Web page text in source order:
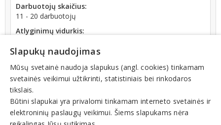
Darbuotojų skaičius:
11 - 20 darbuotojų
Atlyginimų vidurkis:
SoDra įmokų suma:
5 601,31 € (2026 m. 06 mėn.)
Apyvarta:
1 550 668 €, pelnas po mokesčių 6,7 % (2025 m.)
Slapukų naudojimas
Mūsų svetainė naudoja slapukus (angl. cookies) tinkamam
svetainės veikimui užtikrinti, statistiniais bei rinkodaros
tikslais.
Būtini slapukai yra privalomi tinkamam interneto svetainės ir
elektroninių paslaugų veikimui. Šiems slapukams nėra